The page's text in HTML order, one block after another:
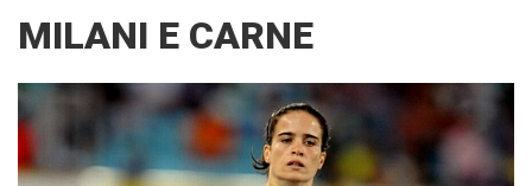
MILANI E CARNE